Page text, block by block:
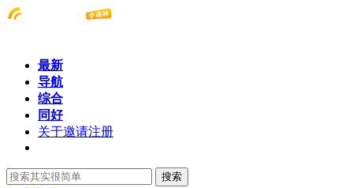
最新
导航
综合
同好
关于邀请注册
搜索